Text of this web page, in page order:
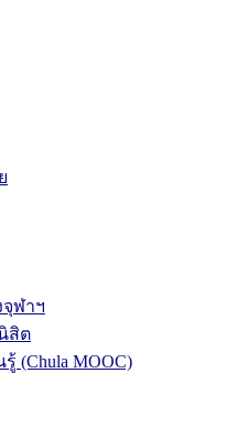
ฬาฯ
สิต
(Chula MOOC)